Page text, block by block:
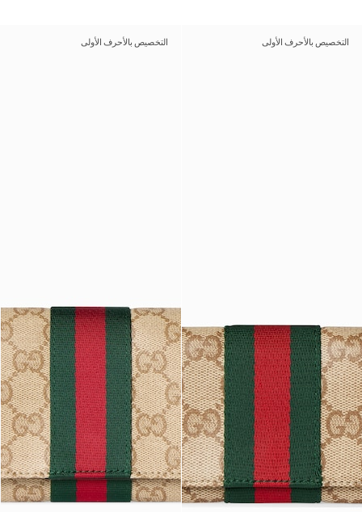
التخصيص بالأحرف الأولى التخصيص بالأحرف الأولى